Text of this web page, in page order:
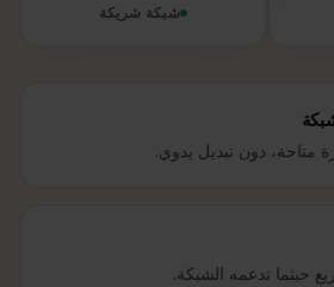
شبكة شريكة
متاحة، دون تبديل يدوي.
حيثما تدعمه الشبكة.